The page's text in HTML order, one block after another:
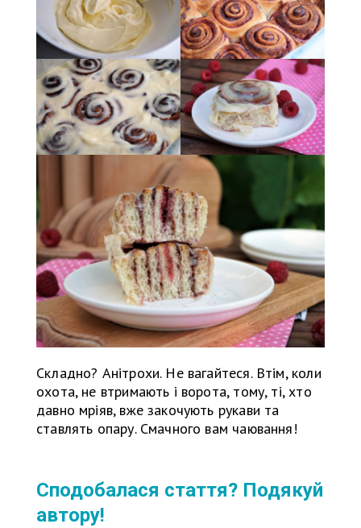
Складно? Анітрохи. Не вагайтеся. Втім, коли
охота, не втримають і ворота, тому, ті, хто
давно мріяв, вже закочують рукави та
ставлять опару. Смачного вам чаювання!
Сподобалася стаття? Подякуй
автору!